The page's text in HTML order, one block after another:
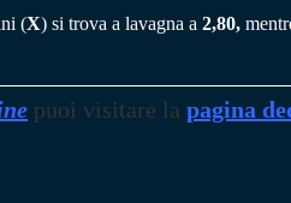
(X) si trova a lavagna a 2,80,
puoi visitare la pagina